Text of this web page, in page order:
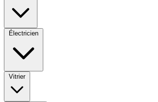
Électricien
Vitrier